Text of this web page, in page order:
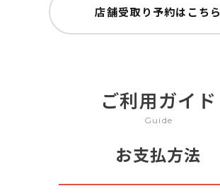
店舗受取り予約はこちら
ご利用ガイド
Guide
お支払方法